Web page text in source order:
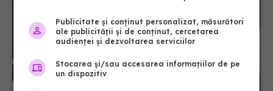
Publicitate și conținut personalizat, măsurători
ale publicității și de conținut, cercetarea
audienței și dezvoltarea serviciilor
Stocarea și/sau accesarea informațiilor de pe
un dispozitiv